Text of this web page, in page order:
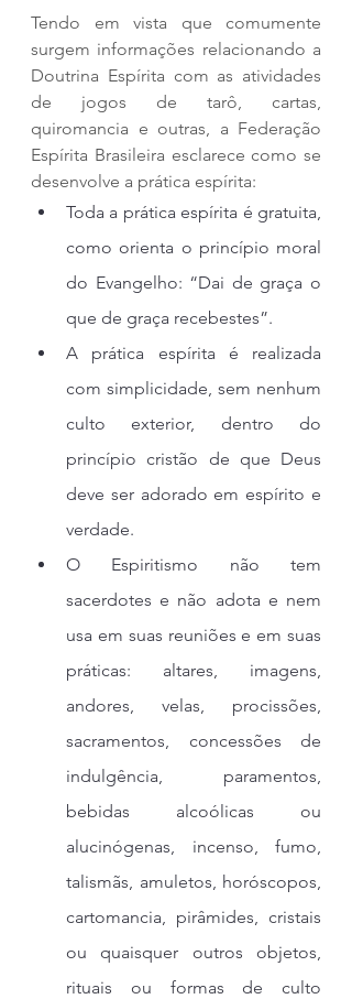
Tendo em vista que comumente
surgem informações relacionando a
Doutrina Espírita com as atividades
de jogos de tarô, cartas,
quiromancia e outras, a Federação
Espírita Brasileira esclarece como se
desenvolve a prática espírita:
Toda a prática espírita é gratuita,
como orienta o princípio moral
do Evangelho: “Dai de graça o
que de graça recebestes”.
A prática espírita é realizada
com simplicidade, sem nenhum
culto exterior, dentro do
princípio cristão de que Deus
deve ser adorado em espírito e
verdade.
O Espiritismo não tem
sacerdotes e não adota e nem
usa em suas reuniões e em suas
práticas: altares, imagens,
andores, velas, procissões,
sacramentos, concessões de
indulgência, paramentos,
bebidas alcoólicas ou
alucinógenas, incenso, fumo,
talismãs, amuletos, horóscopos,
cartomancia, pirâmides, cristais
ou quaisquer outros objetos,
rituais ou formas de culto